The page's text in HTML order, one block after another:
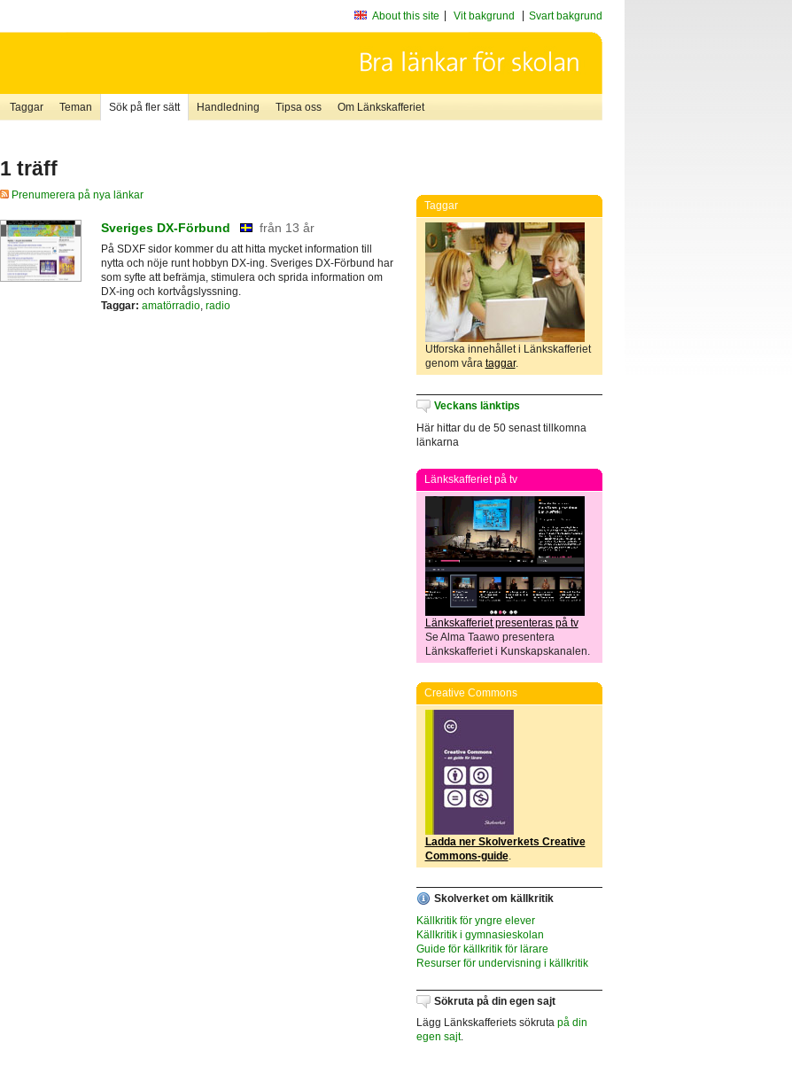
About this site Vit bakgrund Svart bakgrund
Taggar Teman Sök på fler sätt Handledning Tipsa oss Om Länkskafferiet
1 träff
Prenumerera på nya länkar
Sveriges DX-Förbund från 13 år
På SDXF sidor kommer du att hitta mycket information till
nytta och nöje runt hobbyn DX-ing. Sveriges DX-Förbund har
som syfte att befrämja, stimulera och sprida information om
DX-ing och kortvågslyssning.
Taggar: amatörradio, radio
Taggar
Utforska innehållet i Länkskafferiet
genom våra taggar.
Veckans länktips
Här hittar du de 50 senast tillkomna
länkarna
Länkskafferiet på tv
Länkskafferiet presenteras på tv
Se Alma Taawo presentera
Länkskafferiet i Kunskapskanalen.
Creative Commons
Ladda ner Skolverkets Creative
Commons-guide.
Skolverket om källkritik
Källkritik för yngre elever
Källkritik i gymnasieskolan
Guide för källkritik för lärare
Resurser för undervisning i källkritik
Sökruta på din egen sajt
Lägg Länkskafferiets sökruta på din
egen sajt.